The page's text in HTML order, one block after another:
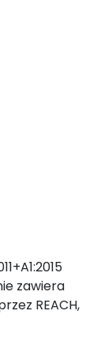
zawiera
REACH,